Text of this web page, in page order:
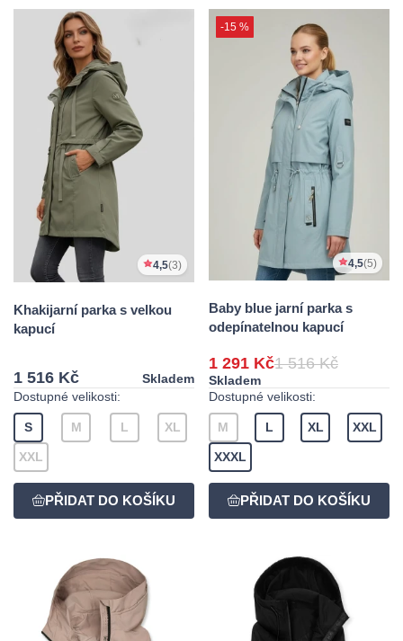
4,5(3)
Khakijarní parka s velkou
kapucí
1 516 Kč
Skladem
Dostupné velikosti:
S M L XL
XXL
-15 %
4,5(5)
Baby blue jarní parka s
odepínatelnou kapucí
1 291 Kč1 516 Kč
Skladem
Dostupné velikosti:
M L XL XXL
XXXL